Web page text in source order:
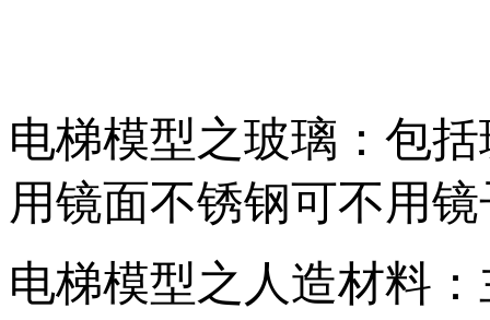
电梯模型之玻璃：包
用镜面不锈钢可不用
电梯模型之人造材料